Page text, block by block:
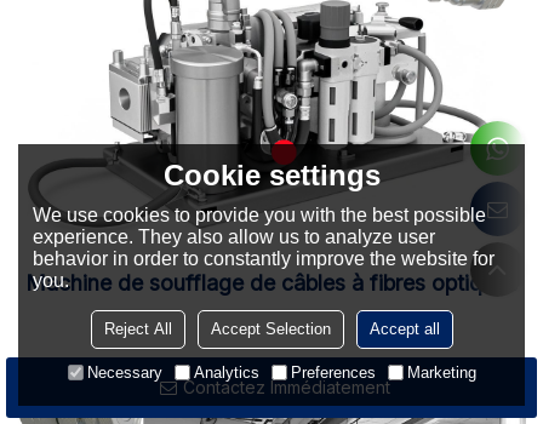
Contactez Immédiatement
Machine de soufflage de câbles à fibres optiques
Cookie settings
We use cookies to provide you with the best possible
experience. They also allow us to analyze user
behavior in order to constantly improve the website for
you.
Reject All Accept Selection Accept all
Necessary Analytics Preferences Marketing